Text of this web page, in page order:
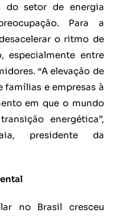
do setor de energia
Para a
o ritmo de
especialmente entre
“A elevação de
famílias e empresas à
em que o mundo
energética”,
presidente da
no Brasil cresceu